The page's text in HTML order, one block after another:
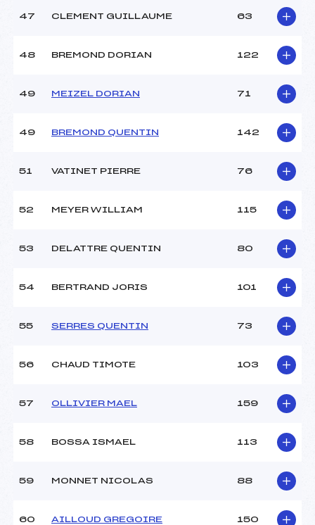
47 CLEMENT GUILLAUME 63
48 BREMOND DORIAN 122
49 MEIZEL DORIAN 71
49 BREMOND QUENTIN 142
51 VATINET PIERRE 76
52 MEYER WILLIAM 115
53 DELATTRE QUENTIN 80
54 BERTRAND JORIS 101
55 SERRES QUENTIN 73
56 CHAUD TIMOTE 103
57 OLLIVIER MAEL 159
58 BOSSA ISMAEL 113
59 MONNET NICOLAS 88
60 AILLOUD GREGOIRE 150